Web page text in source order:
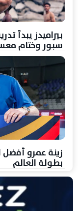
بيراميدز يبدأ
سبور وختام
زينة عمرو
بطولة العالم